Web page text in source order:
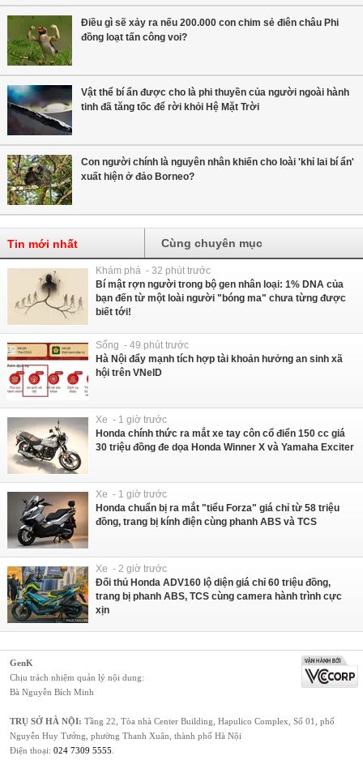
Điều gì sẽ xảy ra nếu 200.000 con chim sẻ điên châu Phi
đồng loạt tấn công voi?
Vật thể bí ẩn được cho là phi thuyền của người ngoài hành
tinh đã tăng tốc để rời khỏi Hệ Mặt Trời
Con người chính là nguyên nhân khiến cho loài 'khỉ lai bí ẩn'
xuất hiện ở đảo Borneo?
Tin mới nhất Cùng chuyên mục
Khám phá - 32 phút trước
Bí mật rợn người trong bộ gen nhân loại: 1% DNA của
bạn đến từ một loài người "bóng ma" chưa từng được
biết tới!
Sống - 49 phút trước
Hà Nội đẩy mạnh tích hợp tài khoản hưởng an sinh xã
hội trên VNeID
Xe - 1 giờ trước
Honda chính thức ra mắt xe tay côn cổ điển 150 cc giá
30 triệu đồng đe dọa Honda Winner X và Yamaha Exciter
Xe - 1 giờ trước
Honda chuẩn bị ra mắt "tiểu Forza" giá chỉ từ 58 triệu
đồng, trang bị kính điện cùng phanh ABS và TCS
Xe - 2 giờ trước
Đối thủ Honda ADV160 lộ diện giá chỉ 60 triệu đồng,
trang bị phanh ABS, TCS cùng camera hành trình cực
xịn
GenK
Chịu trách nhiệm quản lý nội dung:
Bà Nguyễn Bích Minh
TRỤ SỞ HÀ NỘI: Tầng 22, Tòa nhà Center Building, Hapulico Complex, Số 01, phố
Nguyễn Huy Tưởng, phường Thanh Xuân, thành phố Hà Nội
Điện thoại: 024 7309 5555